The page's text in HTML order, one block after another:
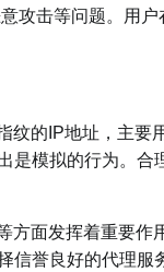
攻击等问题。用
纹的IP地址，主
是模拟的行为。
面发挥着重要作
信誉良好的代理